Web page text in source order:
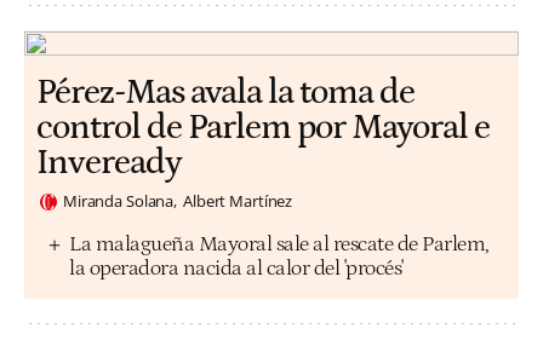
Pérez-Mas avala la toma de
control de Parlem por Mayoral e
Inveready
Miranda Solana Albert Martínez
La malagueña Mayoral sale al rescate de Parlem,
la operadora nacida al calor del 'procés'